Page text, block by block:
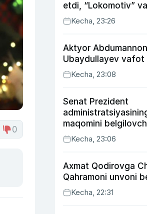
0
etdi, “Lokomotiv”
uyda g‘alaba qozondi
Kecha, 23:26
Aktyor Abdu­mannon
Ubaydullayev vafot
Kecha, 23:08
Senat Prezident
maqomini
konstitutsiyaviy
ma’qulladi
Kecha, 23:06
Axmat Qodirovga
Qahramoni unvoni
Kecha, 22:31